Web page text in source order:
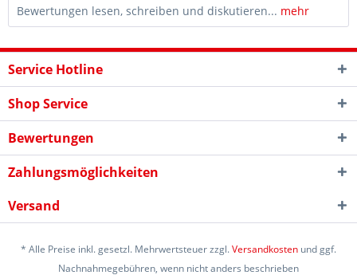
Bewertungen lesen, schreiben und diskutieren... mehr
Service Hotline
Shop Service
Bewertungen
Zahlungsmöglichkeiten
Versand
* Alle Preise inkl. gesetzl. Mehrwertsteuer zzgl.Versandkosten und ggf.
Nachnahmegebühren, wenn nicht anders beschrieben